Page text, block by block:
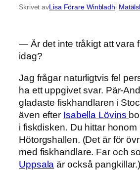
Skrivet avLisa Förare Winbladhi
— Är det inte tråkigt att vara
idag?
Jag frågar naturligtvis fel
ha ett uppgivet svar. Pär-
gladaste fiskhandlaren i
även efter Isabella Lövins
i fiskdisken. Du hittar honom
Hötorgshallen. (Det är för
med fiskhandlare. Far och
Uppsala är också pangkillar.)